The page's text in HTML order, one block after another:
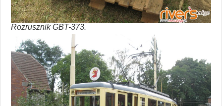
Rozrusznik GBT-373.